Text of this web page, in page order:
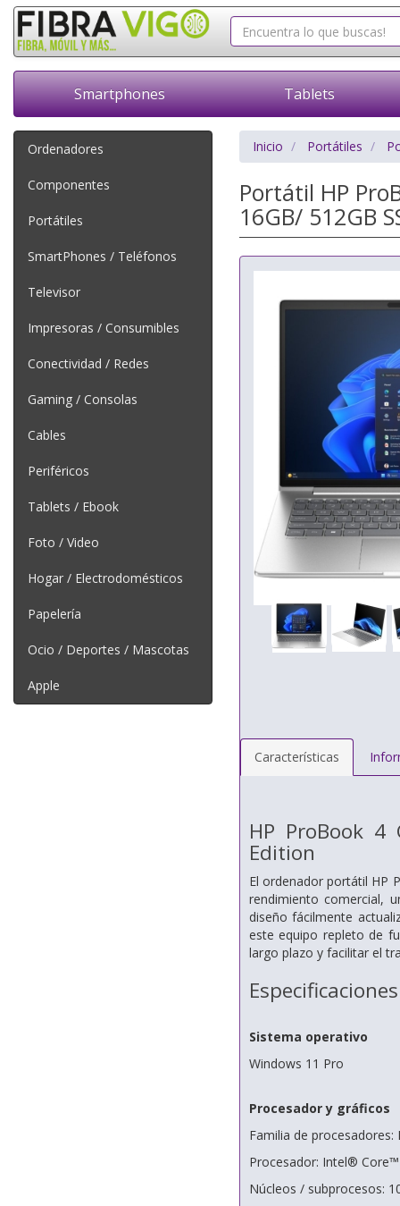
Smartphones Tablets
Ordenadores
Componentes
Portátiles
SmartPhones / Teléfonos
Televisor
Impresoras / Consumibles
Conectividad / Redes
Gaming / Consolas
Cables
Periféricos
Tablets / Ebook
Foto / Video
Hogar / Electrodomésticos
Papelería
Ocio / Deportes / Mascotas
Apple
Inicio Portátiles
Portátil HP
16GB/ 512GB
Características
HP ProBook 4
Edition
El ordenador portátil HP
rendimiento comercial,
diseño fácilmente
este equipo repleto de
largo plazo y facilitar el
Especificaciones
Sistema operativo
Windows 11 Pro
Procesador y gráficos
Familia de
Procesador: Intel®
Núcleos / subprocesos: